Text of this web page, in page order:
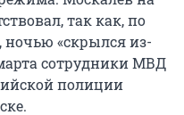
так как, по
ночью «скрылся из-
сотрудники МВД
полиции